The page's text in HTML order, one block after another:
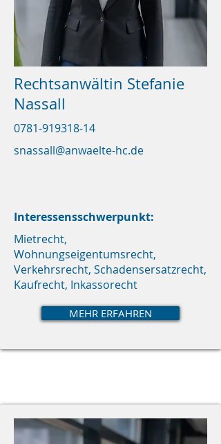
Rechtsanwältin Stefanie
Nassall
0781-919318-14
snassall@anwaelte-hc.de
Interessensschwerpunkt:
Mietrecht,
Wohnungseigentumsrecht,
Verkehrsrecht, Schadensersatzrecht,
Kaufrecht, Inkassorecht
MEHR ERFAHREN